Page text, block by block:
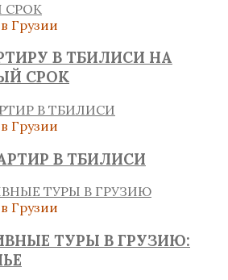
Грузии
В ТБИЛИСИ НА
СРОК
Грузии
В ТБИЛИСИ
Грузии
ТУРЫ В ГРУЗИЮ: